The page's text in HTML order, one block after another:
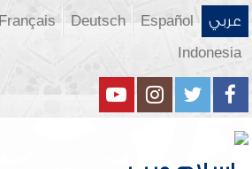
عربي Español
Deutsch
Français
Indonesia